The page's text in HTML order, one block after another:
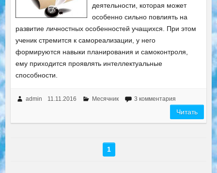
деятельности, которая может
особенно сильно повлиять на
развитие личностных особенностей учащихся. При этом
ученик стремится к самореализации, у него
формируются навыки планирования и самоконтроля,
ему приходится проявлять интеллектуальные
способности.
admin 11.11.2016 Месячник 3 комментария
Читать
1